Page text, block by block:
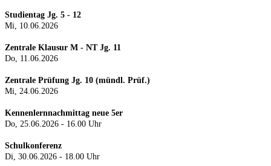
Studientag Jg. 5 - 12
Mi, 10.06.2026
Zentrale Klausur M - NT Jg. 11
Do, 11.06.2026
Zentrale Prüfung Jg. 10 (mündl. Prüf.)
Mi, 24.06.2026
Kennenlernnachmittag neue 5er
Do, 25.06.2026 - 16.00 Uhr
Schulkonferenz
Di, 30.06.2026 - 18.00 Uhr